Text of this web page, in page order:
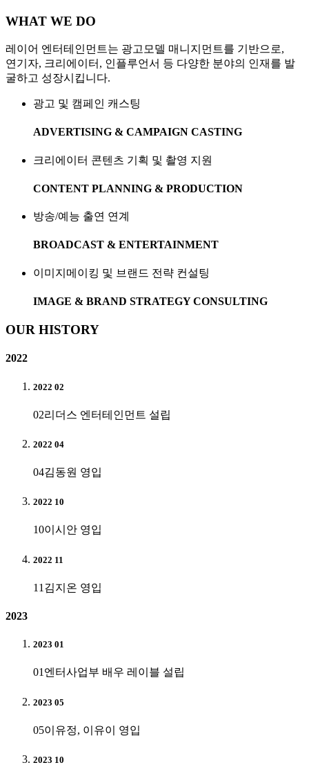
WHAT WE DO
레이어 엔터테인먼트는 광고모델 매니지먼트를 기반으로,
연기자, 크리에이터, 인플루언서 등 다양한 분야의 인재를 발
굴하고 성장시킵니다.
광고 및 캠페인 캐스팅
ADVERTISING & CAMPAIGN CASTING
크리에이터 콘텐츠 기획 및 촬영 지원
CONTENT PLANNING & PRODUCTION
방송/예능 출연 연계
BROADCAST & ENTERTAINMENT
이미지메이킹 및 브랜드 전략 컨설팅
IMAGE & BRAND STRATEGY CONSULTING
OUR HISTORY
2022
2022 02
02리더스 엔터테인먼트 설립
2022 04
04김동원 영입
2022 10
10이시안 영입
2022 11
11 김지온 영입
2023
2023 01
01엔터사업부 배우 레이블 설립
2023 05
05이유정, 이유이 영입
2023 10